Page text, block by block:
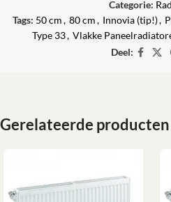
Categorie:
Tags: 50 cm, 80 cm, Innovia (tip!),
Type 33, Vlakke
Deel:
Gerelateerde producten